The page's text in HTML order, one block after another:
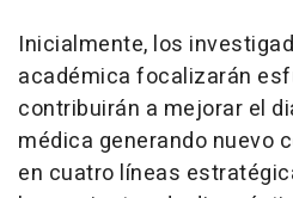
Inicialmente, los
académica focalizarán
contribuirán a mejorar el
médica generando nuevo
en cuatro líneas